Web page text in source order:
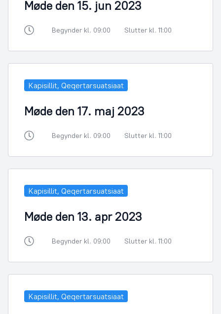
Møde den 15. jun 2023
Begynder kl. 09:00 Slutter kl. 11:00
Kapisillit, Qeqertarsuatsiaat
Møde den 17. maj 2023
Begynder kl. 09:00 Slutter kl. 11:00
Kapisillit, Qeqertarsuatsiaat
Møde den 13. apr 2023
Begynder kl. 09:00 Slutter kl. 11:00
Kapisillit, Qeqertarsuatsiaat